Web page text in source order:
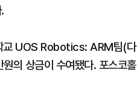
교 UOS Robotics: ARM팀(다
의 상금이 수여됐다. 포스코홀